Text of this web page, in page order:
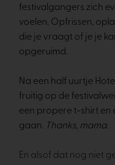
festivalgangers zich
voelen. Opfrissen,
die je vraagt of je je
opgeruimd.
Na een half uurtje
fruitig op de
een propere t-shirt en
gaan. Thanks, mama.
En alsof dat nog niet